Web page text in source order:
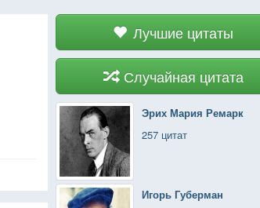
Лучшие цитаты
Случайная цитата
Эрих Мария Ремарк
257 цитат
Игорь Губерман